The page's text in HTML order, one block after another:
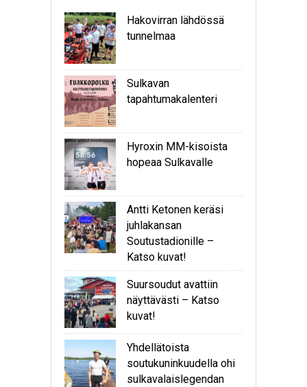
Hakovirran lähdössä
tunnelmaa
Sulkavan
tapahtumakalenteri
Hyroxin MM-kisoista
hopeaa Sulkavalle
Antti Ketonen keräsi
juhlakansan
Soutustadionille –
Katso kuvat!
Suursoudut avattiin
näyttävästi – Katso
kuvat!
Yhdellätoista
soutukuninkuudella ohi
sulkavalaislegendan